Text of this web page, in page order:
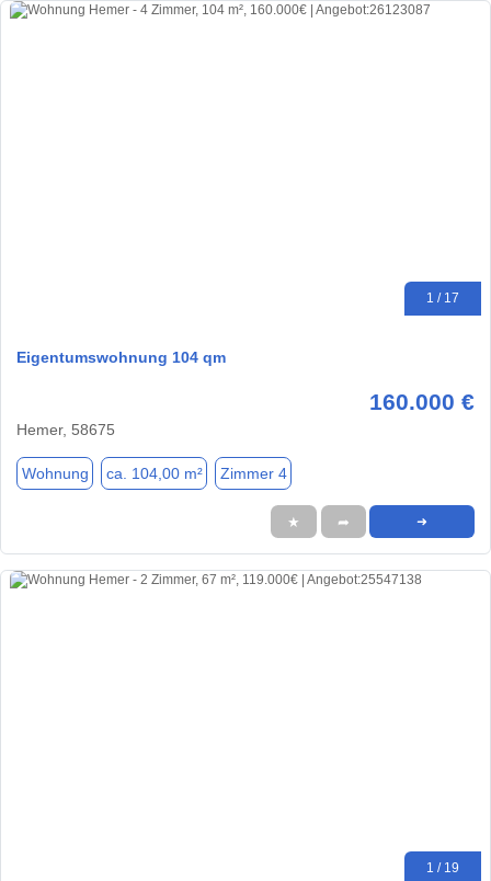
1 / 17
Eigentumswohnung 104 qm
160.000 €
Hemer, 58675
Wohnung ca. 104,00 m² Zimmer 4
★ ➦ ➜
1 / 19